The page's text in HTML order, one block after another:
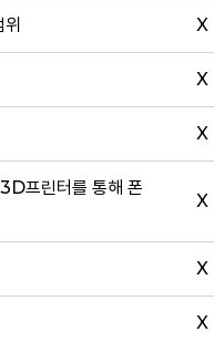
위 X
X
X
프린터를 통해 폰
X
X
X